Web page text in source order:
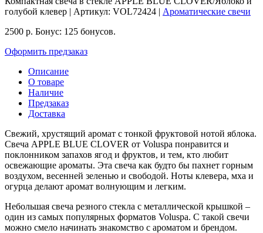
голубой клевер | Артикул: VOL72424 | Ароматические свечи
2500 р. Бонус: 125 бонусов.
Оформить предзаказ
Описание
О товаре
Наличие
Предзаказ
Доставка
Свежий, хрустящий аромат с тонкой фруктовой нотой яблока.
Свеча APPLE BLUE CLOVER от Voluspa понравится и
поклонником запахов ягод и фруктов, и тем, кто любит
освежающие ароматы. Эта свеча как будто бы пахнет горным
воздухом, весенней зеленью и свободой. Ноты клевера, мха и
огурца делают аромат волнующим и легким.
Небольшая свеча резного стекла с металлической крышкой –
один из самых популярных форматов Voluspa. С такой свечи
можно смело начинать знакомство с ароматом и брендом.